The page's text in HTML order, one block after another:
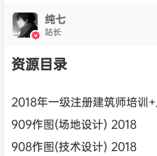
纯七
站长
资源目录
2018年一级注册建筑师培训
909作图(场地设计) 2018
908作图(技术设计) 2018